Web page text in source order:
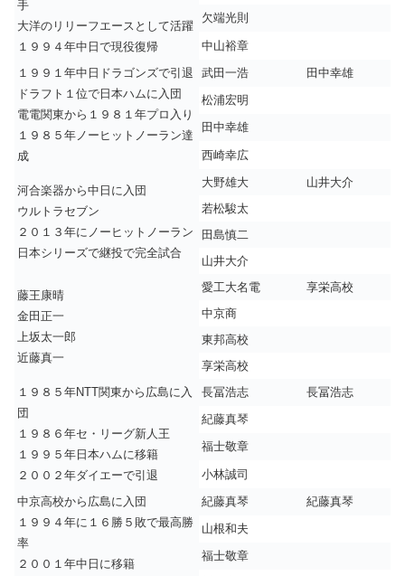
手
大洋のリリーフエースとして活躍
１９９４年中日で現役復帰
欠端光則
中山裕章
１９９１年中日ドラゴンズで引退
ドラフト１位で日本ハムに入団
電電関東から１９８１年プロ入り
１９８５年ノーヒットノーラン達
成
武田一浩
田中幸雄
松浦宏明
田中幸雄
西崎幸広
河合楽器から中日に入団
ウルトラセブン
２０１３年にノーヒットノーラン
日本シリーズで継投で完全試合
大野雄大
山井大介
若松駿太
田島慎二
山井大介
藤王康晴
金田正一
上坂太一郎
近藤真一
愛工大名電
享栄高校
中京商
東邦高校
享栄高校
１９８５年NTT関東から広島に入
団
１９８６年セ・リーグ新人王
１９９５年日本ハムに移籍
２００２年ダイエーで引退
長冨浩志
長冨浩志
紀藤真琴
福士敬章
小林誠司
中京高校から広島に入団
１９９４年に１６勝５敗で最高勝
率
２００１年中日に移籍
紀藤真琴
紀藤真琴
山根和夫
福士敬章